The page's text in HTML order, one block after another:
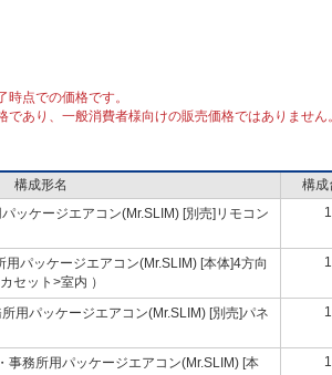
点での価格です。
あり、一般消費者様向けの販売価格ではありません。
構成形名
構成
ッケージエアコン(Mr.SLIM) [別売]リモコン
1
用パッケージエアコン(Mr.SLIM) [本体]4方向
セット>室内 ）
1
所用パッケージエアコン(Mr.SLIM) [別売]パネ
1
事務所用パッケージエアコン(Mr.SLIM) [本
1